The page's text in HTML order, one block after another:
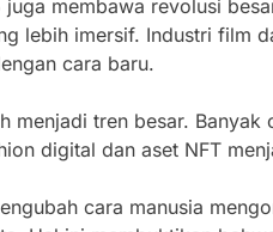
membawa revolusi
lebih imersif. Industri film
cara baru.
menjadi tren besar.
digital dan aset NFT
cara manusia